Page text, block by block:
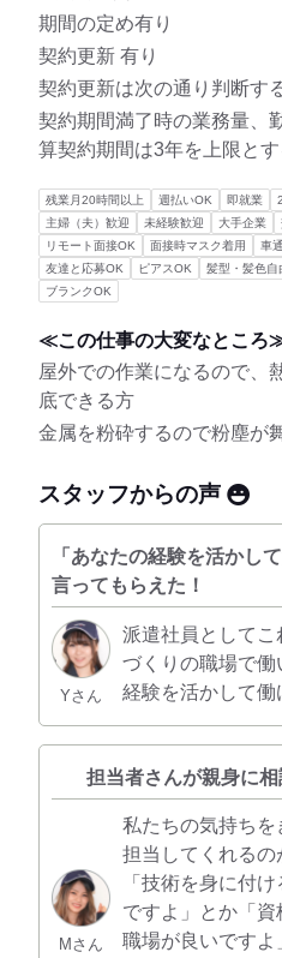
期間の定め有り
契約更新 有り
契約更新は次の通り判断す
契約期間満了時の業務量、
算契約期間は3年を上限とす
残業月20時間以上 週払いOK 即就業
主婦（夫）歓迎
未経験歓迎 大手企業
リモート面接OK
面接時マスク着用 車
友達と応募OK
ピアスOK 髪型・髪色自
ブランクOK
≪この仕事の大変なところ
屋外での作業になるので、
底できる方
金属を粉砕するので粉塵が
スタッフからの声
「あなたの経験を活かし
言ってもらえた！
Yさん
派遣社員としてこ
づくりの職場で
経験を活かして働
担当者さんが親身に相
Mさん
私たちの気持ちを
担当してくれる
「技術を身に付
ですよ」とか「
職場が良いです